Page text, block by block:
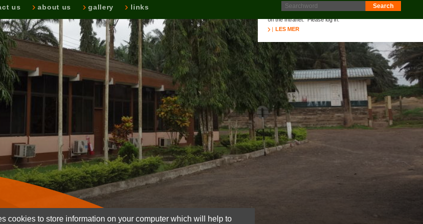
us about us gallery links
Protokoll fra generalforsamling 2025 er nå lagt ut på
Intranett. Logg in. Minutes from AGM 2025 is now available
on the Intranet. Please log in.
LES MER
cookies to store information on your computer which will help to